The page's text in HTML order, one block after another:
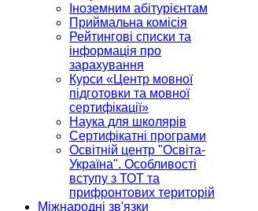
Іноземним абітурієнтам
Приймальна комісія
Рейтингові списки та
інформація про
зарахування
Курси «Центр мовної
підготовки та мовної
сертифікації»
Наука для школярів
Сертифікатні програми
Освітній центр "Освіта-
Україна". Особливості
вступу з ТОТ та
прифронтових територій
Міжнародні зв'язки